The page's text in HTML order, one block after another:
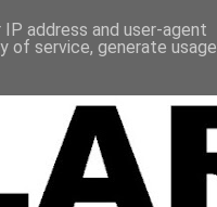
address and user-agent
of service, generate usage